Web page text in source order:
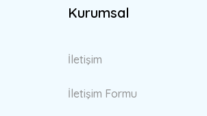
Kurumsal
İletişim
İletişim Formu